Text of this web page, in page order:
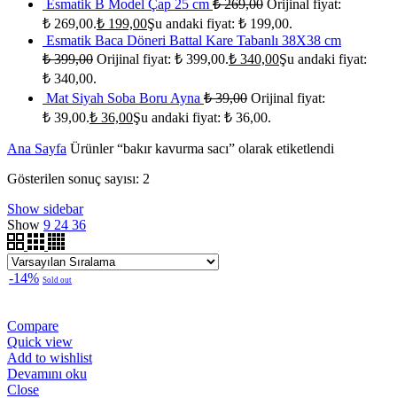
Esmatik B Model Çap 25 cm ₺269,00 Orijinal fiyat:
₺ 269,00.₺ 199,00Şu andaki fiyat: ₺ 199,00.
Esmatik Baca Döneri Battal Kare Tabanlı 38X38 cm
₺399,00 Orijinal fiyat: ₺ 399,00.₺ 340,00Şu andaki fiyat:
₺ 340,00.
Mat Siyah Soba Boru Ayna ₺39,00 Orijinal fiyat:
₺ 39,00.₺ 36,00Şu andaki fiyat: ₺ 36,00.
Ana Sayfa Ürünler “bakır kavurma sacı” olarak etiketlendi
Gösterilen sonuç sayısı: 2
Show sidebar
Show 9 24 36
-14% Sold out
Compare
Quick view
Add to wishlist
Devamını oku
Close